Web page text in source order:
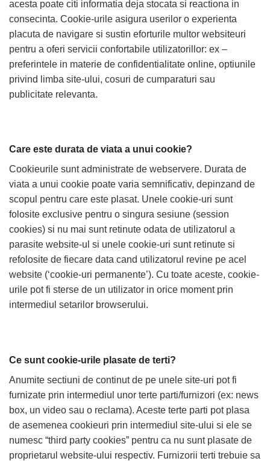
acesta poate citi informatia deja stocata si reactiona in
consecinta. Cookie-urile asigura userilor o experienta
placuta de navigare si sustin eforturile multor websiteuri
pentru a oferi servicii confortabile utilizatorillor: ex –
preferintele in materie de confidentialitate online, optiunile
privind limba site-ului, cosuri de cumparaturi sau
publicitate relevanta.
Care este durata de viata a unui cookie?
Cookieurile sunt administrate de webservere. Durata de
viata a unui cookie poate varia semnificativ, depinzand de
scopul pentru care este plasat. Unele cookie-uri sunt
folosite exclusive pentru o singura sesiune (session
cookies) si nu mai sunt retinute odata de utilizatorul a
parasite website-ul si unele cookie-uri sunt retinute si
refolosite de fiecare data cand utilizatorul revine pe acel
website (‘cookie-uri permanente’). Cu toate aceste, cookie-
urile pot fi sterse de un utilizator in orice moment prin
intermediul setarilor browserului.
Ce sunt cookie-urile plasate de terti?
Anumite sectiuni de continut de pe unele site-uri pot fi
furnizate prin intermediul unor terte parti/furnizori (ex: news
box, un video sau o reclama). Aceste terte parti pot plasa
de asemenea cookieuri prin intermediul site-ului si ele se
numesc “third party cookies” pentru ca nu sunt plasate de
proprietarul website-ului respectiv. Furnizorii terti trebuie sa